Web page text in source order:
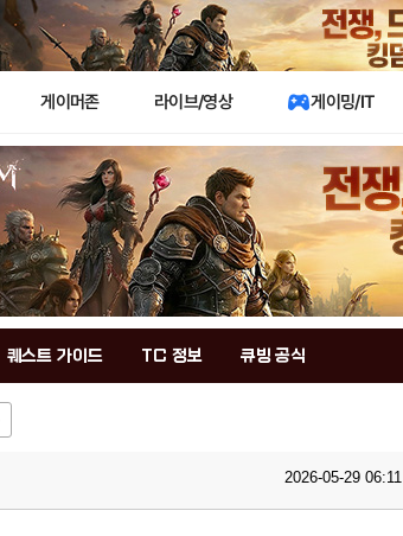
게이머존 라이브/영상 게이밍/IT
퀘스트 가이드 TC 정보 큐빙 공식
2026-05-29 06:11